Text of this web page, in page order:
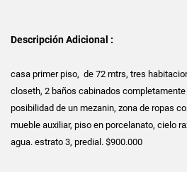
Descripción Adicional :
casa primer piso, de 72 mtrs, tres
closeth, 2 baños cabinados
posibilidad de un mezanin, zona de ropas
mueble auxiliar, piso en porcelanato, cielo
agua. estrato 3, predial. $900.000